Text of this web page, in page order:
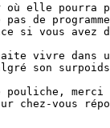
où elle
pas de
si vous
vivre
son
merci
chez-vous